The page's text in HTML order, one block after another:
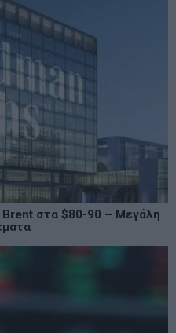
Brent στα $80-90 – Μεγάλη